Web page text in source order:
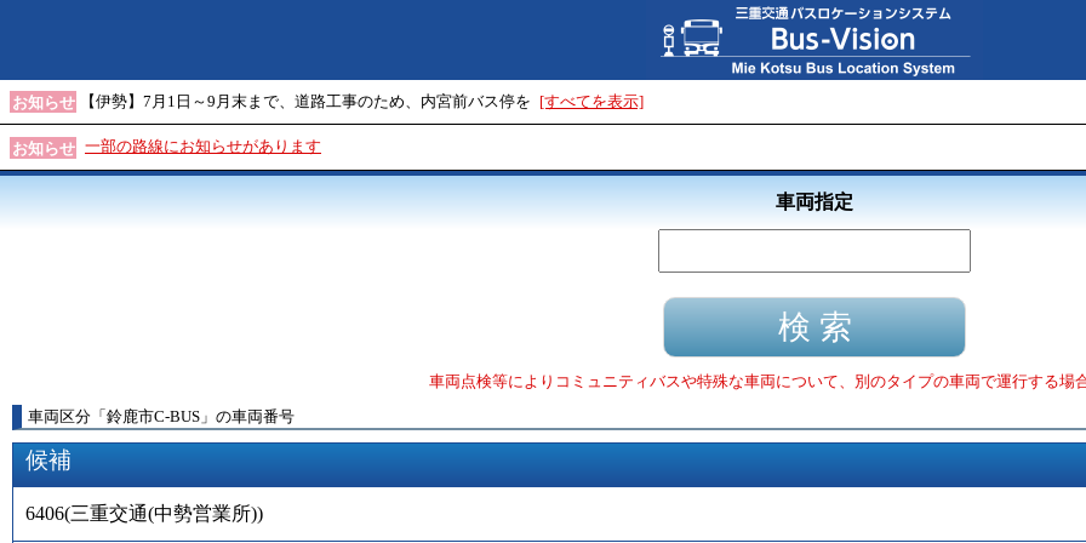
お知らせ 【伊勢】7月1日～9月末まで、道路工事のため、内宮前バス停を [すべてを表示]
お知らせ 一部の路線にお知らせがあります
車両指定
車両点検等によりコミュニティバスや特殊な車両について、別のタイプの車両で運行する場
車両区分 「 鈴鹿市C-BUS 」 の車両番号
候補
6406(三重交通(中勢営業所))